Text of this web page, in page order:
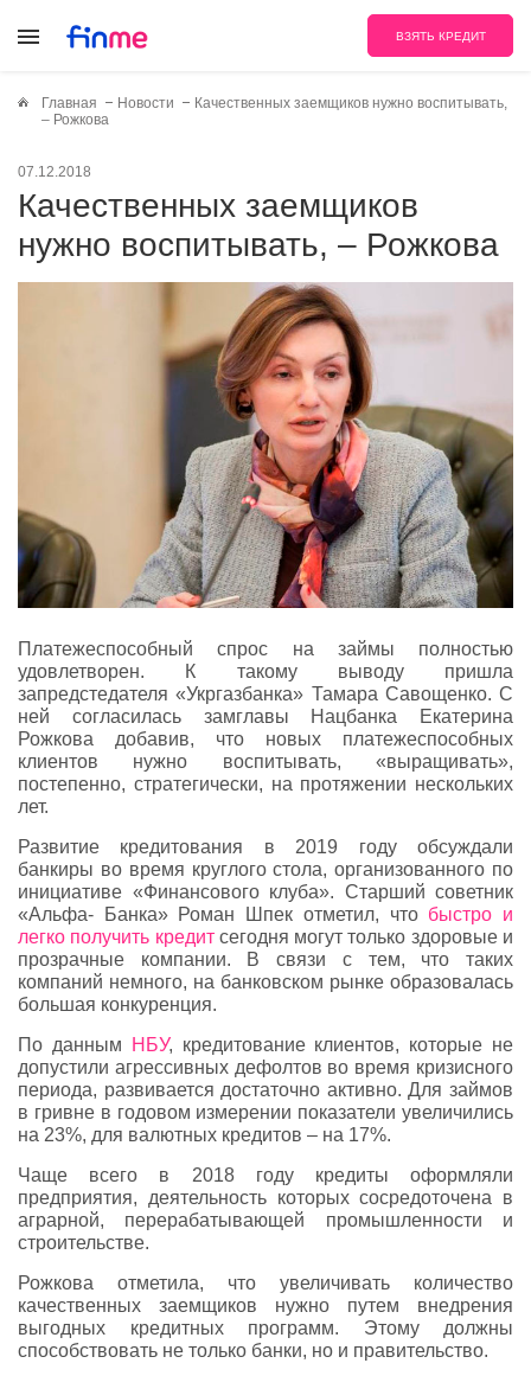
ВЗЯТЬ КРЕДИТ
Главная Новости
Качественных заемщиков нужно воспитывать,
– Рожкова
07.12.2018
Качественных заемщиков
нужно воспитывать, – Рожкова
Платежеспособный спрос на займы полностью
удовлетворен. К такому выводу пришла
запредстедателя «Укргазбанка» Тамара Савощенко. С
ней согласилась замглавы Нацбанка Екатерина
Рожкова добавив, что новых платежеспособных
клиентов нужно воспитывать, «выращивать»,
постепенно, стратегически, на протяжении нескольких
лет.
Развитие кредитования в 2019 году обсуждали
банкиры во время круглого стола, организованного по
инициативе «Финансового клуба». Старший советник
«Альфа- Банка» Роман Шпек отметил, что быстро и
легко получить кредитсегодня могут только здоровые и
прозрачные компании. В связи с тем, что таких
компаний немного, на банковском рынке образовалась
большая конкуренция.
По данным
НБУ, кредитование клиентов, которые не
допустили агрессивных дефолтов во время кризисного
периода, развивается достаточно активно. Для займов
в гривне в годовом измерении показатели увеличились
на 23%, для валютных кредитов – на 17%.
Чаще всего в 2018 году кредиты оформляли
предприятия, деятельность которых сосредоточена в
аграрной, перерабатывающей промышленности и
строительстве.
Рожкова отметила, что увеличивать количество
качественных заемщиков нужно путем внедрения
выгодных кредитных программ. Этому должны
способствовать не только банки, но и правительство.